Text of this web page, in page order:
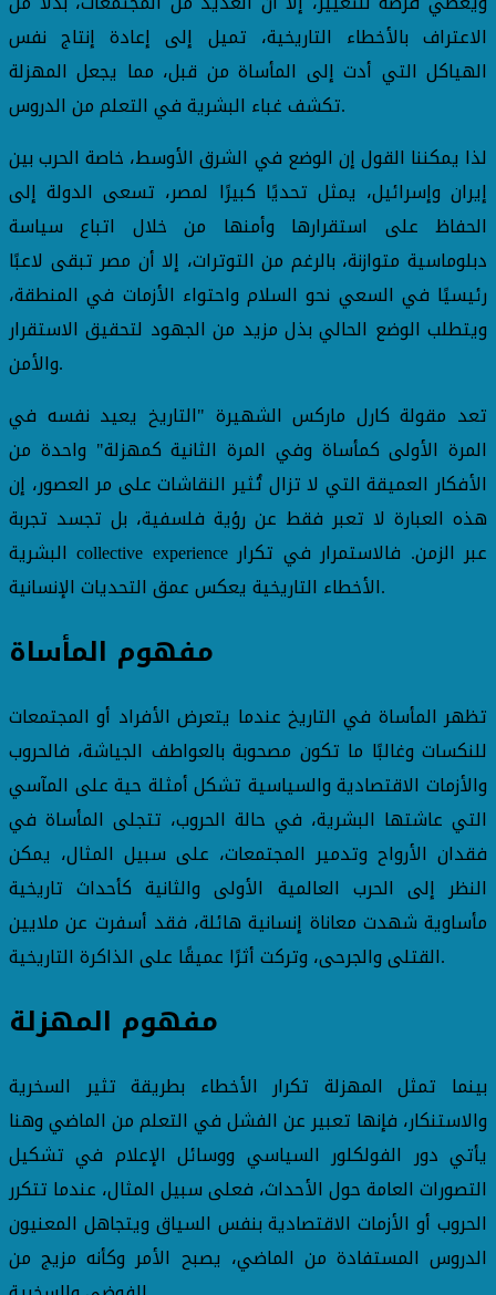
الاعتراف بالأخطاء التاريخية، تميل إلى إعادة إنتاج نفس
الهياكل التي أدت إلى المأساة من قبل، مما يجعل المهزلة
تكشف غباء البشرية في التعلم من الدروس.
لذا يمكننا القول إن الوضع في الشرق الأوسط، خاصة الحرب بين
إيران وإسرائيل، يمثل تحديًا كبيرًا لمصر، تسعى الدولة إلى
الحفاظ على استقرارها وأمنها من خلال اتباع سياسة
دبلوماسية متوازنة، بالرغم من التوترات، إلا أن مصر تبقى لاعبًا
رئيسيًا في السعي نحو السلام واحتواء الأزمات في المنطقة،
ويتطلب الوضع الحالي بذل مزيد من الجهود لتحقيق الاستقرار
والأمن.
تعد مقولة كارل ماركس الشهيرة "التاريخ يعيد نفسه في
المرة الأولى كمأساة وفي المرة الثانية كمهزلة" واحدة من
الأفكار العميقة التي لا تزال تُثير النقاشات على مر العصور، إن
هذه العبارة لا تعبر فقط عن رؤية فلسفية، بل تجسد تجربة
البشرية collective experience عبر الزمن. فالاستمرار في تكرار
الأخطاء التاريخية يعكس عمق التحديات الإنسانية.
مفهوم المأساة
تظهر المأساة في التاريخ عندما يتعرض الأفراد أو المجتمعات
للنكسات وغالبًا ما تكون مصحوبة بالعواطف الجياشة، فالحروب
والأزمات الاقتصادية والسياسية تشكل أمثلة حية على المآسي
التي عاشتها البشرية، في حالة الحروب، تتجلى المأساة في
فقدان الأرواح وتدمير المجتمعات، على سبيل المثال، يمكن
النظر إلى الحرب العالمية الأولى والثانية كأحداث تاريخية
مأساوية شهدت معاناة إنسانية هائلة، فقد أسفرت عن ملايين
القتلى والجرحى، وتركت أثرًا عميقًا على الذاكرة التاريخية.
مفهوم المهزلة
بينما تمثل المهزلة تكرار الأخطاء بطريقة تثير السخرية
والاستنكار، فإنها تعبير عن الفشل في التعلم من الماضي وهنا
يأتي دور الفولكلور السياسي ووسائل الإعلام في تشكيل
التصورات العامة حول الأحداث، فعلى سبيل المثال، عندما تتكرر
الحروب أو الأزمات الاقتصادية بنفس السياق ويتجاهل المعنيون
الدروس المستفادة من الماضي، يصبح الأمر وكأنه مزيج من